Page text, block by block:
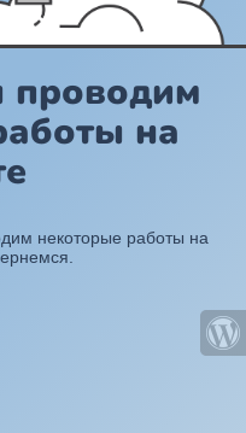
проводим
на
некоторые работы на